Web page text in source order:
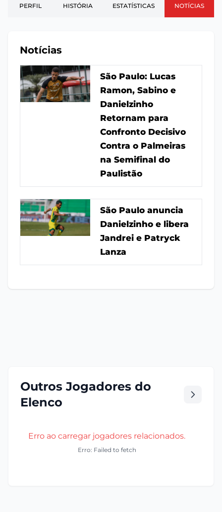
PERFIL HISTÓRIA ESTATÍSTICAS NOTÍCIAS
Notícias
São Paulo: Lucas
Ramon, Sabino e
Danielzinho
Retornam para
Confronto Decisivo
Contra o Palmeiras
na Semifinal do
Paulistão
São Paulo anuncia
Danielzinho e libera
Jandrei e Patryck
Lanza
Outros Jogadores do
Elenco
Erro ao carregar jogadores relacionados.
Erro: Failed to fetch